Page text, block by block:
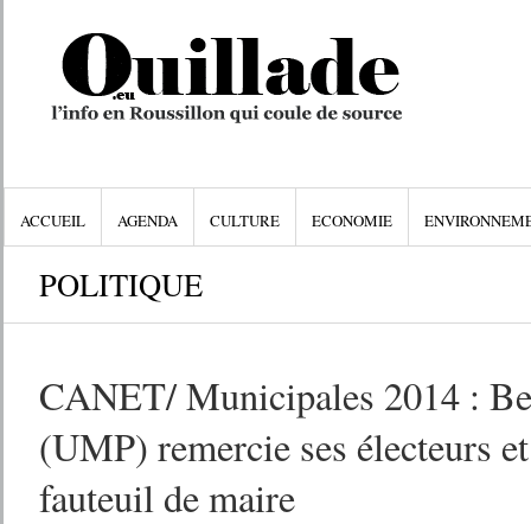
ACCUEIL AGENDA CULTURE ECONOMIE
POLITIQUE
CANET/ Municipales 2014 :
(UMP) remercie ses électeurs
fauteuil de maire